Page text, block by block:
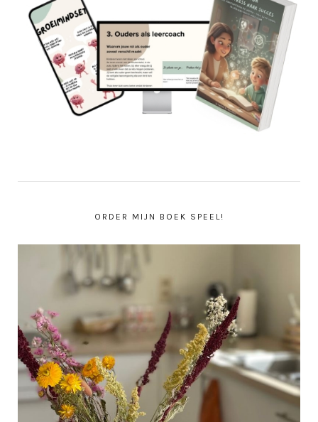
ORDER MIJN BOEK SPEEL!